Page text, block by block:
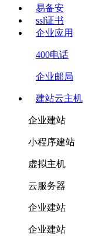
易备安
ssl证书
企业应用
400电话
企业邮局
建站云主机
企业建站
小程序建站
虚拟主机
云服务器
企业建站
企业建站